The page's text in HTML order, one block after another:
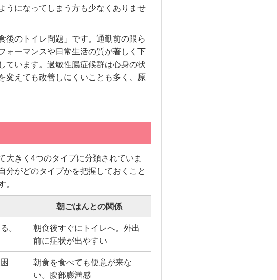
うになってしまう方も少なくありませ
後のトイレ問題」です。通勤前の限ら
ォーマンスや日常生活の質が著しく下
います。過敏性腸症候群は心身の状
変えても改善しにくいことも多く、原
大きく4つのタイプに分類されていま
分がどのタイプかを把握しておくこと
。
朝ごはんとの関係
。
朝食後すぐにトイレへ。外出
前に症状が出やすい
朝食を食べても便意が来な
い。腹部膨満感